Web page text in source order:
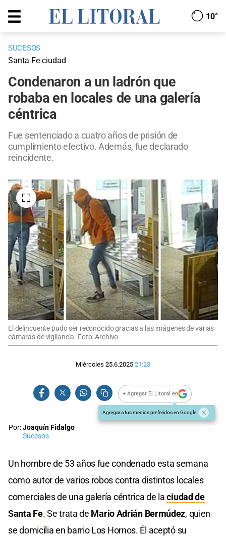
10°
SUCESOS
Santa Fe ciudad
Condenaron a un ladrón que
robaba en locales de una galería
céntrica
Fue sentenciado a cuatro años de prisión de
cumplimiento efectivo. Además, fue declarado
reincidente.
El delincuente pudo ser reconocido gracias a las imágenes de varias
cámaras de vigilancia. Foto: Archivo
Miércoles 25.6.2025 21:23
+ Agregar El Litoral en
Agregar a tus medios preferidos en Google
Por:Joaquín Fidalgo
Sucesos
Un hombre de 53 años fue condenado esta semana
como autor de varios robos contra distintos locales
comerciales de una galería céntrica de laciudad de
Santa Fe. Se trata de Mario Adrián Bermúdez, quien
se domicilia en barrio Los Hornos. Él aceptó su